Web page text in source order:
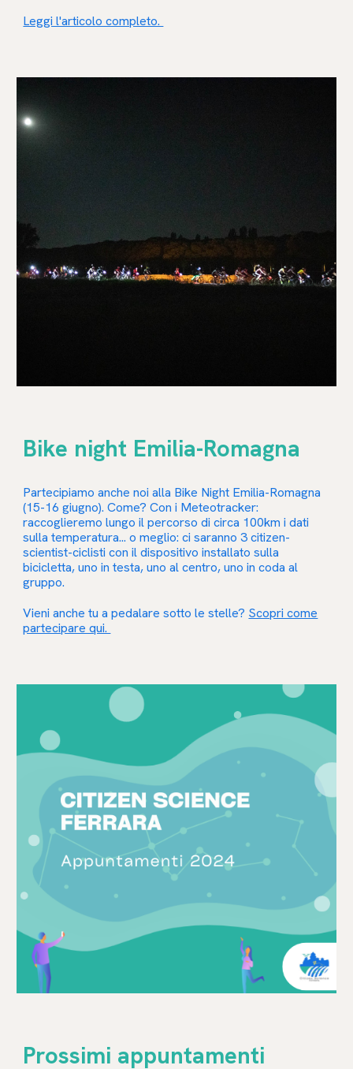
Leggi l'articolo completo.
Bike night Emilia-Romagna
Partecipiamo anche noi alla Bike Night Emilia-Romagna
(15-16 giugno). Come? Con i Meteotracker:
raccoglieremo lungo il percorso di circa 100km i dati
sulla temperatura... o meglio: ci saranno 3 citizen-
scientist-ciclisti con il dispositivo installato sulla
bicicletta, uno in testa, uno al centro, uno in coda al
gruppo.
Vieni anche tu a pedalare sotto le stelle? Scopri come
partecipare qui.
Prossimi appuntamenti